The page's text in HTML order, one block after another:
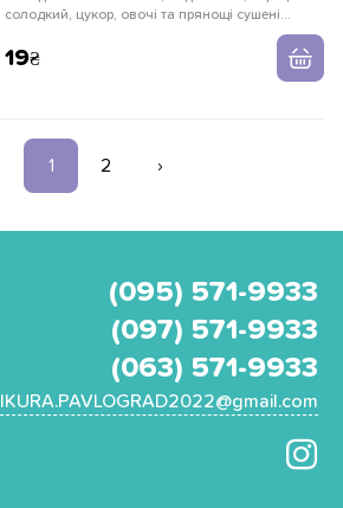
солодкий, цукор, овочі та прянощі сушені
19
1 2 ›
(095) 571-9933
(097) 571-9933
(063) 571-9933
IKURA.PAVLOGRAD2022@gmail.com